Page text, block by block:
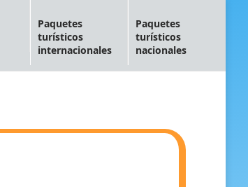
Paquetes
turísticos
internacionales
Paquetes
turísticos
nacionales